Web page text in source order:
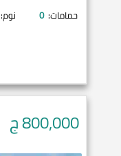
حمامات: 0 نوم:
800,000ج